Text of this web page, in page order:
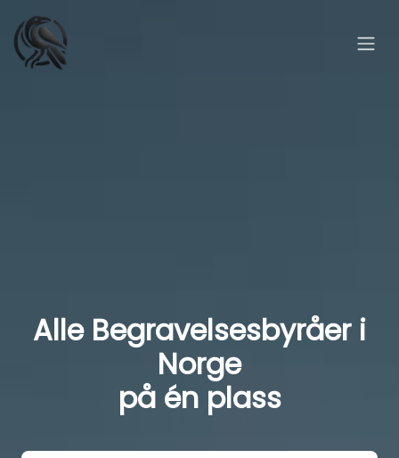
Alle Begravelsesbyråer i
Norge
på én plass